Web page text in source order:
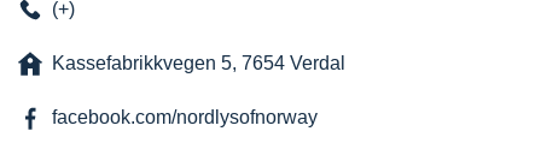
(+)
Kassefabrikkvegen 5, 7654 Verdal
facebook.com/nordlysofnorway